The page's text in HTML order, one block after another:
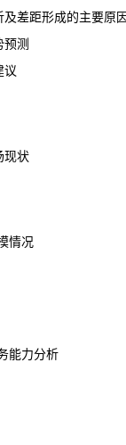
差距形成的主要原
测
议
现状
情况
能力分析